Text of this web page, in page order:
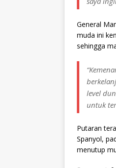
General
muda ini
sehingga
level
untuk
Putaran
Spanyol,
menutup